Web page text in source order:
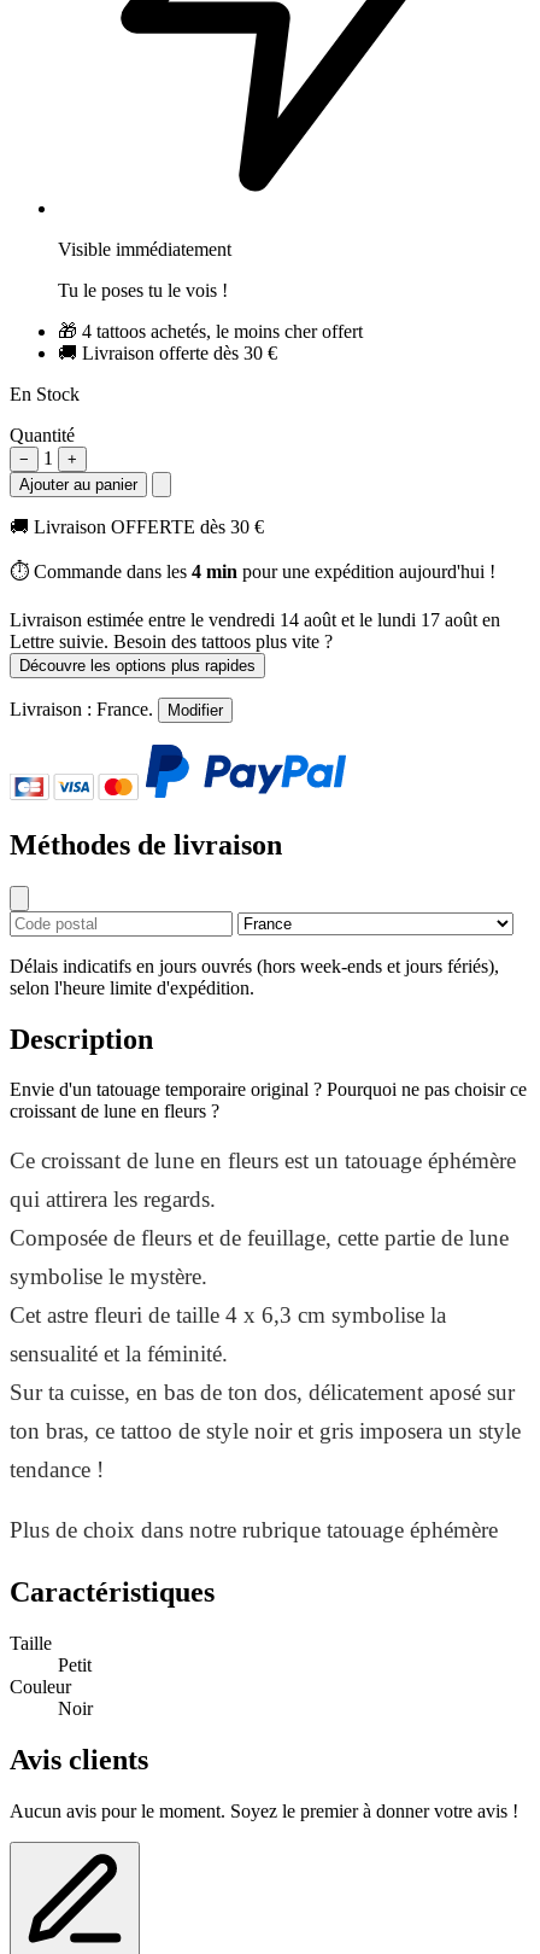
Visible immédiatement
Tu le poses tu le vois !
🎁 4 tattoos achetés, le moins cher offert
🚚 Livraison offerte dès 30 €
En Stock
Quantité
− 1
+
Ajouter au panier
🚚 Livraison OFFERTE dès 30 €
⏱️ Commande dans les 4 min pour une expédition aujourd'hui !
Livraison estimée entre le vendredi 14 août et le lundi 17 août en
Lettre suivie. Besoin des tattoos plus vite ?
Découvre les options plus rapides
Livraison : France. Modifier
Méthodes de livraison
Délais indicatifs en jours ouvrés (hors week-ends et jours fériés),
selon l'heure limite d'expédition.
Description
Envie d'un tatouage temporaire original ? Pourquoi ne pas choisir ce
croissant de lune en fleurs ?
Ce croissant de lune en fleurs est un tatouage éphémère
qui attirera les regards.
Composée de fleurs et de feuillage, cette partie de lune
symbolise le mystère.
Cet astre fleuri de taille 4 x 6,3 cm symbolise la
sensualité et la féminité.
Sur ta cuisse, en bas de ton dos, délicatement aposé sur
ton bras, ce tattoo de style noir et gris imposera un style
tendance !
Plus de choix dans notre rubrique tatouage éphémère
Caractéristiques
Taille
Petit
Couleur
Noir
Avis clients
Aucun avis pour le moment. Soyez le premier à donner votre avis !